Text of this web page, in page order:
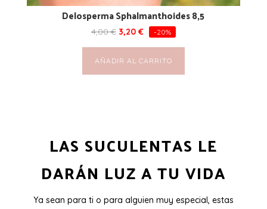
Delosperma Sphalmanthoides 8,5
4,00€ 3,20 € -20%
AÑADIR AL CARRITO
LAS SUCULENTAS LE
DARÁN LUZ A TU VIDA
Ya sean para ti o para alguien muy especial, estas